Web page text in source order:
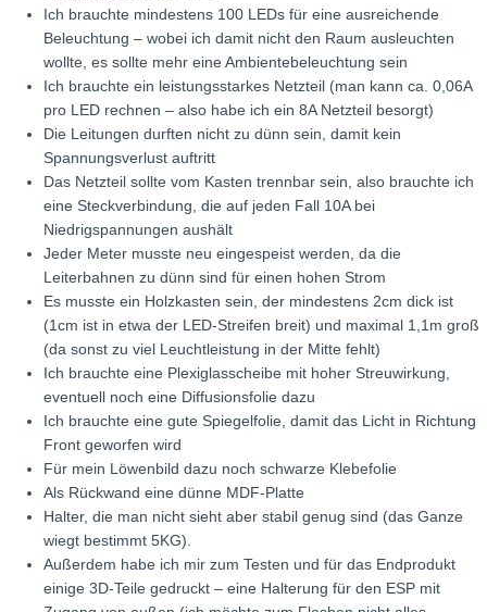
Ich brauchte mindestens 100 LEDs für eine ausreichende
Beleuchtung – wobei ich damit nicht den Raum ausleuchten
wollte, es sollte mehr eine Ambientebeleuchtung sein
Ich brauchte ein leistungsstarkes Netzteil (man kann ca. 0,06A
pro LED rechnen – also habe ich ein 8A Netzteil besorgt)
Die Leitungen durften nicht zu dünn sein, damit kein
Spannungsverlust auftritt
Das Netzteil sollte vom Kasten trennbar sein, also brauchte ich
eine Steckverbindung, die auf jeden Fall 10A bei
Niedrigspannungen aushält
Jeder Meter musste neu eingespeist werden, da die
Leiterbahnen zu dünn sind für einen hohen Strom
Es musste ein Holzkasten sein, der mindestens 2cm dick ist
(1cm ist in etwa der LED-Streifen breit) und maximal 1,1m groß
(da sonst zu viel Leuchtleistung in der Mitte fehlt)
Ich brauchte eine Plexiglasscheibe mit hoher Streuwirkung,
eventuell noch eine Diffusionsfolie dazu
Ich brauchte eine gute Spiegelfolie, damit das Licht in Richtung
Front geworfen wird
Für mein Löwenbild dazu noch schwarze Klebefolie
Als Rückwand eine dünne MDF-Platte
Halter, die man nicht sieht aber stabil genug sind (das Ganze
wiegt bestimmt 5KG).
Außerdem habe ich mir zum Testen und für das Endprodukt
einige 3D-Teile gedruckt – eine Halterung für den ESP mit